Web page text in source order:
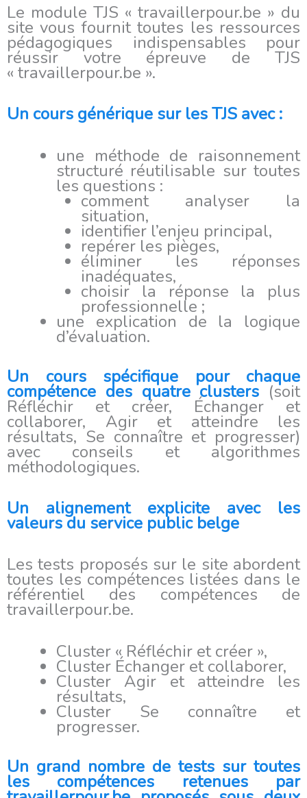
Le module TJS « travaillerpour.be » du
site vous fournit toutes les ressources
pédagogiques indispensables pour
réussir votre épreuve de TJS
« travaillerpour.be ».
Un cours générique sur les TJS avec :
une méthode de raisonnement
structuré réutilisable sur toutes
les questions :
comment analyser la
situation,
identifier l’enjeu principal,
repérer les pièges,
éliminer les réponses
inadéquates,
choisir la réponse la plus
professionnelle ;
une explication de la logique
d’évaluation.
Un cours spécifique pour chaque
compétence des quatre clusters (soit
Réfléchir et créer, Échanger et
collaborer, Agir et atteindre les
résultats, Se connaître et progresser)
avec conseils et algorithmes
méthodologiques.
Un alignement explicite avec les
valeurs du service public belge
Les tests proposés sur le site abordent
toutes les compétences listées dans le
référentiel des compétences de
travaillerpour.be.
Cluster « Réfléchir et créer »,
Cluster Échanger et collaborer,
Cluster Agir et atteindre les
résultats,
Cluster Se connaître et
progresser.
Un grand nombre de tests sur toutes
les compétences retenues par